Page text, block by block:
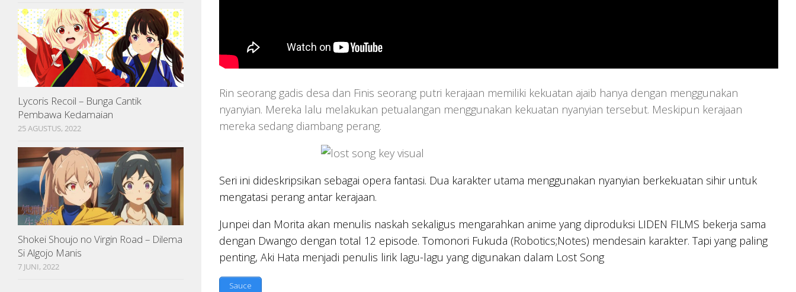
Rin seorang gadis desa dan Finis seorang putri kerajaan memiliki kekuatan ajaib hanya dengan menggunakan
nyanyian. Mereka lalu melakukan petualangan menggunakan kekuatan nyanyian tersebut. Meskipun kerajaan
mereka sedang diambang perang.
Seri ini dideskripsikan sebagai opera fantasi. Dua karakter utama menggunakan nyanyian berkekuatan sihir untuk
mengatasi perang antar kerajaan.
Junpei dan Morita akan menulis naskah sekaligus mengarahkan anime yang diproduksi LIDEN FILMS bekerja sama
dengan Dwango dengan total 12 episode. Tomonori Fukuda (Robotics;Notes) mendesain karakter. Tapi yang paling
penting, Aki Hata menjadi penulis lirik lagu-lagu yang digunakan dalam Lost Song
Sauce
Lycoris Recoil – Bunga Cantik
Pembawa Kedamaian
25 AGUSTUS, 2022
Shokei Shoujo no Virgin Road – Dilema
Si Algojo Manis
7 JUNI, 2022